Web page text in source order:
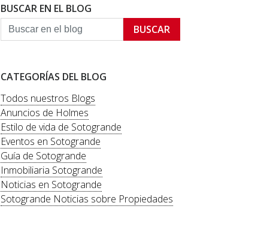
BUSCAR EN EL BLOG
BUSCAR
CATEGORÍAS DEL BLOG
Todos nuestros Blogs
Anuncios de Holmes
Estilo de vida de Sotogrande
Eventos en Sotogrande
Guía de Sotogrande
Inmobiliaria Sotogrande
Noticias en Sotogrande
Sotogrande Noticias sobre Propiedades